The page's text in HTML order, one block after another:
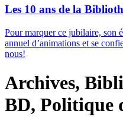
Les 10 ans de la
Pour marquer ce jubilaire, son
annuel d’animations et se
nous!
Archives,
BD, Politique